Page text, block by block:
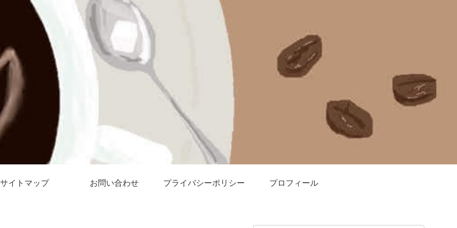
サイトマップ お問い合わせ プライバシーポリシー プロフィール